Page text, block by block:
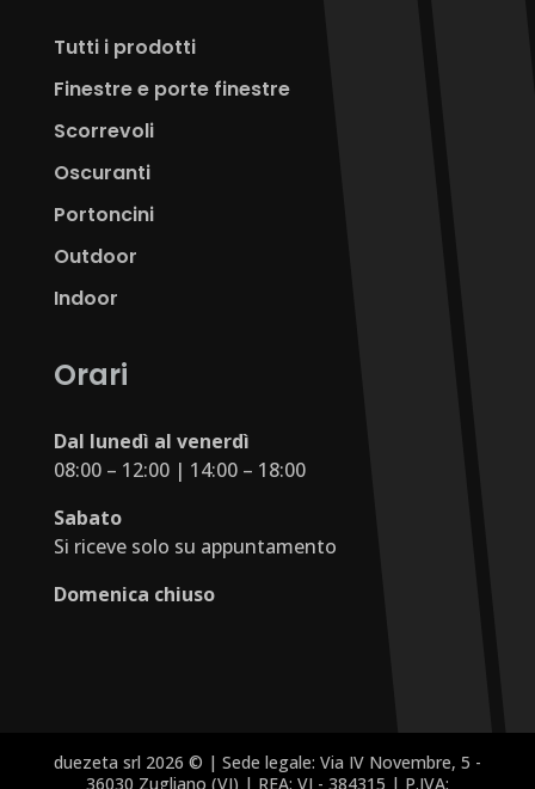
Tutti i prodotti
Finestre e porte finestre
Scorrevoli
Oscuranti
Portoncini
Outdoor
Indoor
Orari
Dal lunedì al venerdì
08:00 – 12:00 | 14:00 – 18:00
Sabato
Si riceve solo su appuntamento
Domenica chiuso
duezeta srl 2026 © | Sede legale: Via IV Novembre, 5 -
36030 Zugliano (VI) | REA: VI - 384315 | P.IVA: